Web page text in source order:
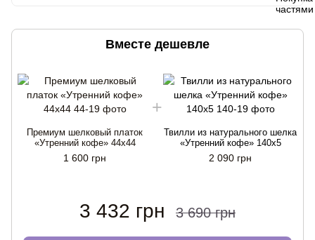
Вместе дешевле
Премиум шелковый платок
«Утренний кофе» 44х44
1 600 грн
Твилли из натурального шелка
«Утренний кофе» 140x5
2 090 грн
3 432 грн 3 690 грн